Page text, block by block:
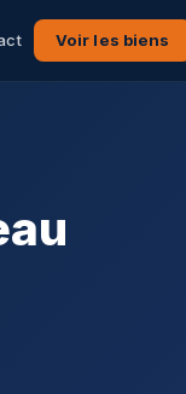
Voir les biens